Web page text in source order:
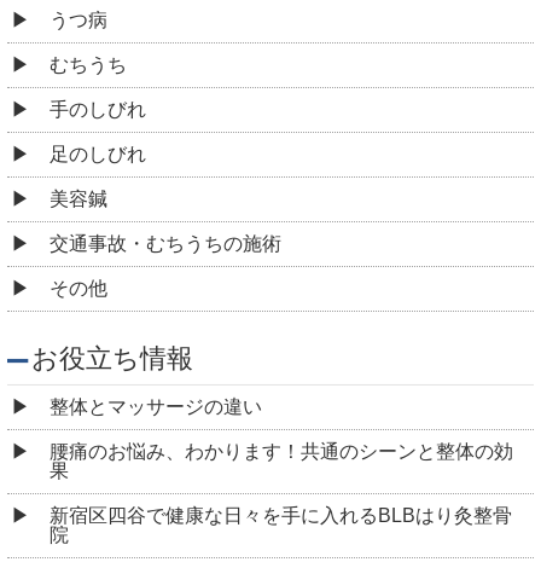
うつ病
むちうち
手のしびれ
足のしびれ
美容鍼
交通事故・むちうちの施術
その他
お役立ち情報
整体とマッサージの違い
腰痛のお悩み、わかります！共通のシーンと整体の効
果
新宿区四谷で健康な日々を手に入れるBLBはり灸整骨
院